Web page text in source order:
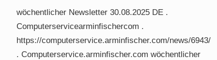
wöchentlicher Newsletter 30.08.2025 DE .
Computerservicearminfischercom .
https://computerservice.arminfischer.com/news/6943/
. Computerservice.arminfischer.com wöchentlicher